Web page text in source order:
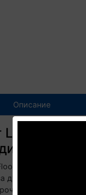
Описание
Floor
Plus LCR083 33
дуба создаёт
и